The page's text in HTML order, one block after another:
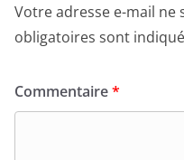
Votre adresse e-mail ne
obligatoires sont
Commentaire*